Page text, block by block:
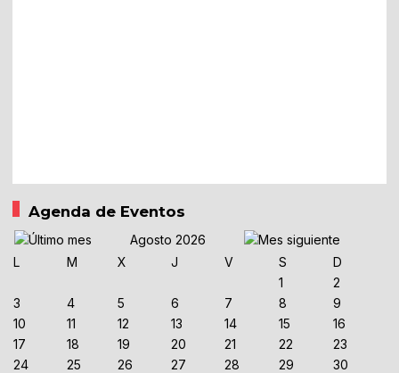
Agenda de Eventos
Agosto 2026
L
M X J V S
D
1
2
3
4 5 6 7 8
9
10
11 12 13 14 15
16
17
18 19 20 21 22
23
24
25 26 27 28 29
30